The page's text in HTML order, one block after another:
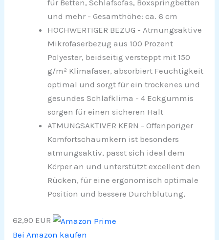
für Betten, Schlafsofas, Boxspringbetten
und mehr - Gesamthöhe: ca. 6 cm
HOCHWERTIGER BEZUG - Atmungsaktive
Mikrofaserbezug aus 100 Prozent
Polyester, beidseitig versteppt mit 150
g/m² Klimafaser, absorbiert Feuchtigkeit
optimal und sorgt für ein trockenes und
gesundes Schlafklima - 4 Eckgummis
sorgen für einen sicheren Halt
ATMUNGSAKTIVER KERN - Offenporiger
Komfortschaumkern ist besonders
atmungsaktiv, passt sich ideal dem
Körper an und unterstützt excellent den
Rücken, für eine ergonomisch optimale
Position und bessere Durchblutung,
62,90 EUR
Bei Amazon kaufen